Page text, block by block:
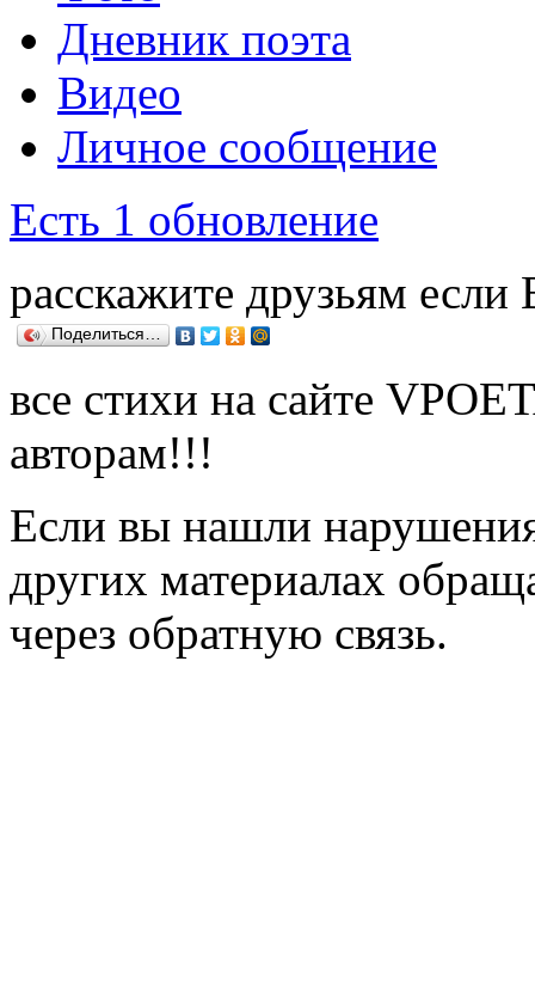
Дневник поэта
Видео
Личное сообщение
Есть 1 обновление
расскажите друзьям
Поделиться…
все стихи на сайте
авторам!!!
Если вы нашли
других материалах
через обратную связь.